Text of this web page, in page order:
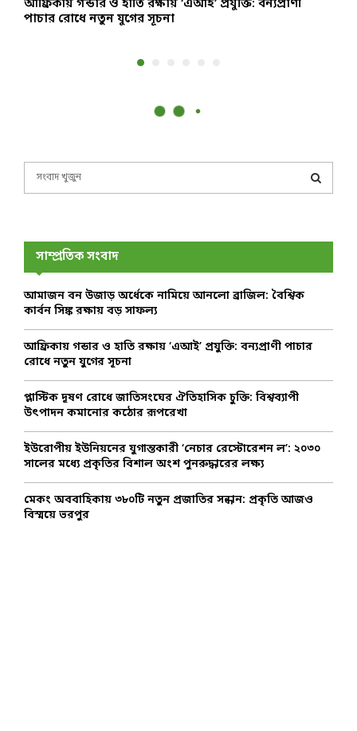
আফ্রিকায় গন্ডার ও হাতি রক্ষায় ‘এআই’ প্রযুক্তি: বন্যপ্রাণী
পাচার রোধে নতুন যুগের সূচনা
f
r
E
A
সাম্প্রতিক সংবাদ
আমাজন বন উজাড় অর্ধেকে নামিয়ে আনলো ব্রাজিল: বৈশ্বিক
কার্বন সিঙ্ক রক্ষায় বড় সাফল্য
আফ্রিকায় গন্ডার ও হাতি রক্ষায় ‘এআই’ প্রযুক্তি: বন্যপ্রাণী পাচার
রোধে নতুন যুগের সূচনা
প্লাস্টিক দূষণ রোধে জাতিসংঘের ঐতিহাসিক চুক্তি: বিশ্বব্যাপী
উৎপাদন কমানোর কঠোর রূপরেখা
ইউরোপীয় ইউনিয়নের যুগান্তকারী ‘নেচার রেস্টোরেশন ল’: ২০৩০
সালের মধ্যে প্রকৃতির বিশাল অংশ পুনরুদ্ধারের লক্ষ্য
মেকং অববাহিকায় ৩৮০টি নতুন প্রজাতির সন্ধান: প্রকৃতি আজও
বিস্ময়ে ভরপুর